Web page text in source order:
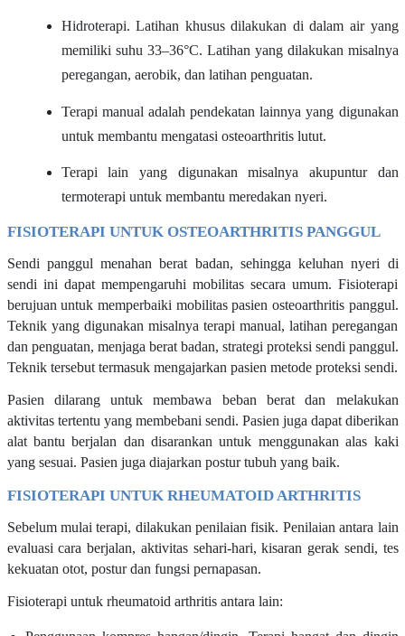
Hidroterapi. Latihan khusus dilakukan di dalam air yang
memiliki suhu 33–36°C. Latihan yang dilakukan misalnya
peregangan, aerobik, dan latihan penguatan.
Terapi manual adalah pendekatan lainnya yang digunakan
untuk membantu mengatasi osteoarthritis lutut.
Terapi lain yang digunakan misalnya akupuntur dan
termoterapi untuk membantu meredakan nyeri.
FISIOTERAPI UNTUK OSTEOARTHRITIS PANGGUL
Sendi panggul menahan berat badan, sehingga keluhan nyeri di
sendi ini dapat mempengaruhi mobilitas secara umum. Fisioterapi
berujuan untuk memperbaiki mobilitas pasien osteoarthritis panggul.
Teknik yang digunakan misalnya terapi manual, latihan peregangan
dan penguatan, menjaga berat badan, strategi proteksi sendi panggul.
Teknik tersebut termasuk mengajarkan pasien metode proteksi sendi.
Pasien dilarang untuk membawa beban berat dan melakukan
aktivitas tertentu yang membebani sendi. Pasien juga dapat diberikan
alat bantu berjalan dan disarankan untuk menggunakan alas kaki
yang sesuai. Pasien juga diajarkan postur tubuh yang baik.
FISIOTERAPI UNTUK RHEUMATOID ARTHRITIS
Sebelum mulai terapi, dilakukan penilaian fisik. Penilaian antara lain
evaluasi cara berjalan, aktivitas sehari-hari, kisaran gerak sendi, tes
kekuatan otot, postur dan fungsi pernapasan.
Fisioterapi untuk rheumatoid arthritis antara lain: